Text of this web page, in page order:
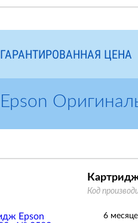
ГАРАНТИРОВАННАЯ ЦЕНА
Epson
Код
6